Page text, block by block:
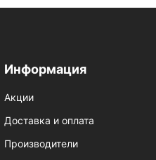
Информация
Акции
Доставка и оплата
Производители